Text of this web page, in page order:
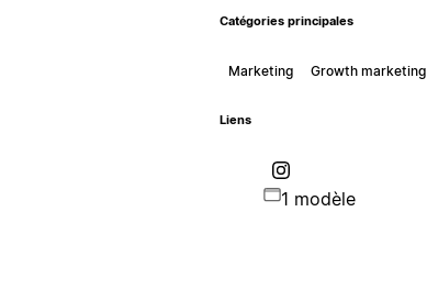
Catégories principales
Marketing Growth marketing
Liens
1 modèle